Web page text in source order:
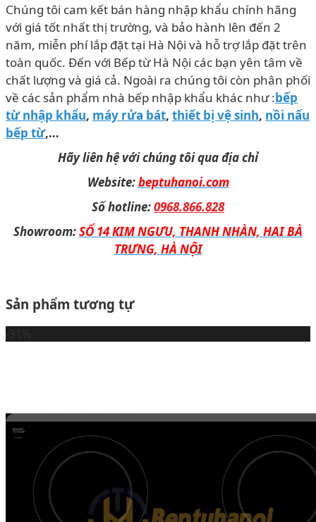
Chúng tôi cam kết bán hàng nhập khẩu chính hãng
với giá tốt nhất thị trường, và bảo hành lên đến 2
năm, miễn phí lắp đặt tại Hà Nội và hỗ trợ lắp đặt trên
toàn quốc. Đến với Bếp từ Hà Nội các bạn yên tâm về
chất lượng và giá cả. Ngoài ra chúng tôi còn phân phối
về các sản phẩm nhà bếp nhập khẩu khác như :bếp
từ nhập khẩu, máy rửa bát, thiết bị vệ sinh, nồi nấu
bếp từ,…
Hãy liên hệ với chúng tôi qua địa chỉ
Website:beptuhanoi.com
Số hotline:0968.866.828
Showroom:SỐ 14 KIM NGƯU, THANH NHÀN, HAI BÀ
TRƯNG, HÀ NỘI
Sản phẩm tương tự